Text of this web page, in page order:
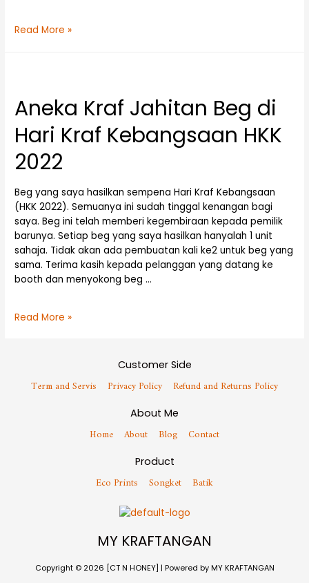
Read More »
Aneka Kraf Jahitan Beg di
Hari Kraf Kebangsaan HKK
2022
Beg yang saya hasilkan sempena Hari Kraf Kebangsaan
(HKK 2022). Semuanya ini sudah tinggal kenangan bagi
saya. Beg ini telah memberi kegembiraan kepada pemilik
barunya. Setiap beg yang saya hasilkan hanyalah 1 unit
sahaja. Tidak akan ada pembuatan kali ke2 untuk beg yang
sama. Terima kasih kepada pelanggan yang datang ke
booth dan menyokong beg …
Read More »
Customer Side
Term and Servis Privacy Policy Refund and Returns Policy
About Me
Home About Blog Contact
Product
Eco Prints Songket Batik
MY KRAFTANGAN
Copyright © 2026 [CT N HONEY] | Powered by MY KRAFTANGAN